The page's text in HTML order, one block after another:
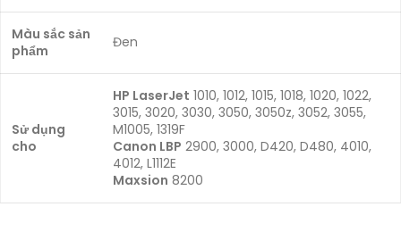
Màu sắc sản
phẩm
Đen
Sử dụng
cho
HP LaserJet 1010, 1012, 1015, 1018, 1020, 1022,
3015, 3020, 3030, 3050, 3050z, 3052, 3055,
M1005, 1319F
Canon LBP 2900, 3000, D420, D480, 4010,
4012, L1112E
Maxsion 8200